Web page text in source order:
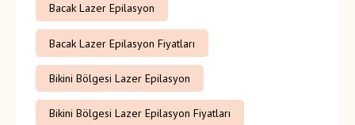
Bacak Lazer Epilasyon
Bacak Lazer Epilasyon Fiyatları
Bikini Bölgesi Lazer Epilasyon
Bikini Bölgesi Lazer Epilasyon Fiyatları